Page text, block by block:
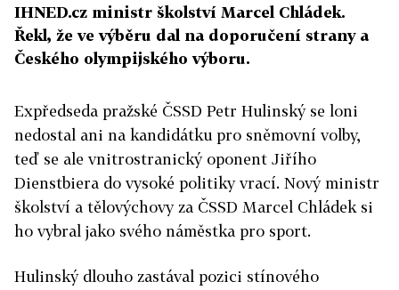
IHNED.cz ministr školství Marcel Chládek.
Řekl, že ve výběru dal na doporučení strany a
Českého olympijského výboru.
Expředseda pražské ČSSD Petr Hulinský se loni
nedostal ani na kandidátku pro sněmovní volby,
teď se ale vnitrostranický oponent Jiřího
Dienstbiera do vysoké politiky vrací. Nový ministr
školství a tělovýchovy za ČSSD Marcel Chládek si
ho vybral jako svého náměstka pro sport.
Hulinský dlouho zastával pozici stínového